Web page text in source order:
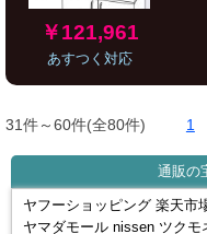
￥121,961
あすつく対応
31件～60件(全80件) 1
通販の
ヤフーショッピング 楽天市
ヤマダモール nissen ツク